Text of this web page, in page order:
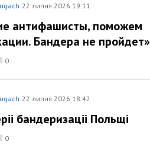
22 липня 2026 19:11
антифашисты, поможем
Бандера не пройдет»
0
22 липня 2026 18:42
бандеризацii Польщі
0